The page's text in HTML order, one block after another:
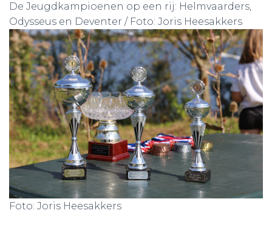
De Jeugdkampioenen op een rij: Helmvaarders,
Odysseus en Deventer / Foto: Joris Heesakkers
Foto: Joris Heesakkers